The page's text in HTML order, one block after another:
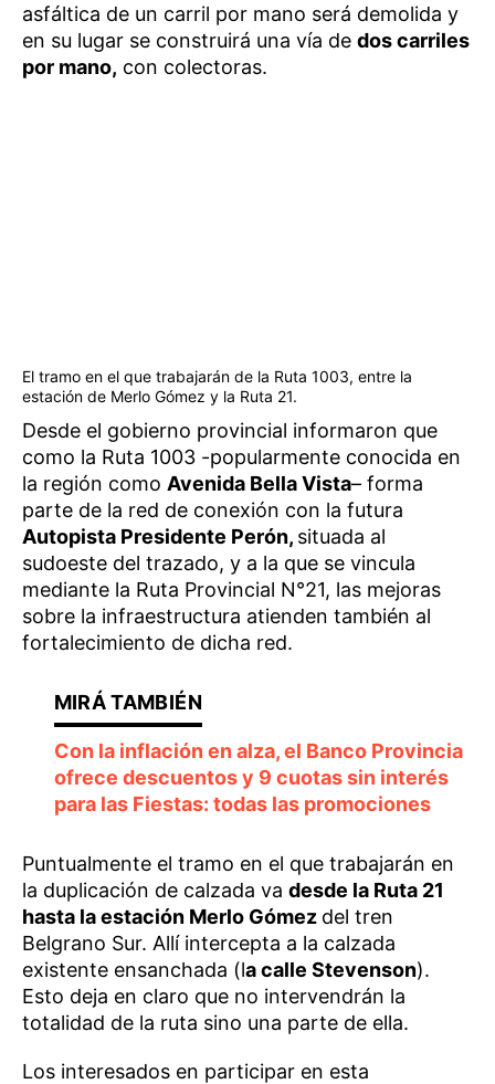
asfáltica de un carril por mano será demolida y
en su lugar se construirá una vía de dos carriles
por mano, con colectoras.
El tramo en el que trabajarán de la Ruta 1003, entre la
estación de Merlo Gómez y la Ruta 21.
Desde el gobierno provincial informaron que
como la Ruta 1003 -popularmente conocida en
la región como Avenida Bella Vista– forma
parte de la red de conexión con la futura
Autopista Presidente Perón, situada al
sudoeste del trazado, y a la que se vincula
mediante la Ruta Provincial N°21, las mejoras
sobre la infraestructura atienden también al
fortalecimiento de dicha red.
Con la inflación en alza, el Banco Provincia
ofrece descuentos y 9 cuotas sin interés
para las Fiestas: todas las promociones
Puntualmente el tramo en el que trabajarán en
la duplicación de calzada va desde la Ruta 21
hasta la estación Merlo Gómez del tren
Belgrano Sur. Allí intercepta a la calzada
existente ensanchada (la calle Stevenson).
Esto deja en claro que no intervendrán la
totalidad de la ruta sino una parte de ella.
Los interesados en participar en esta